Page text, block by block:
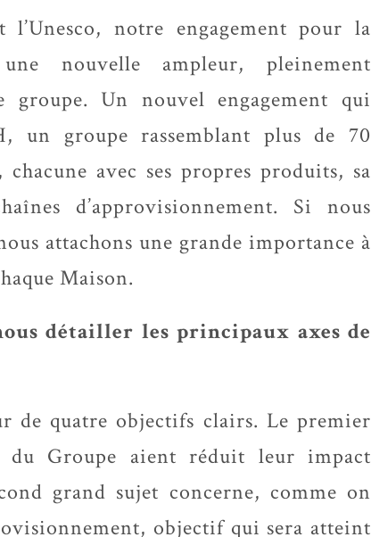
notre engagement pour la
nouvelle ampleur, pleinement
groupe. Un nouvel engagement qui
un groupe rassemblant plus de 70
avec ses propres produits, sa
d’approvisionnement. Si nous
attachons une grande importance à
Maison.
détailler les principaux axes de
de quatre objectifs clairs. Le premier
du Groupe aient réduit leur impact
grand sujet concerne, comme on
objectif qui sera atteint